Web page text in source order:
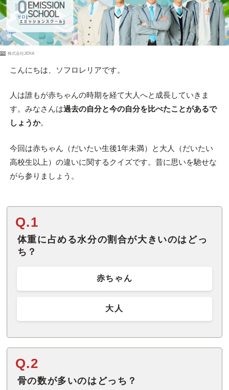
PR 株式会社JERA
こんにちは、ソフロレリアです。
人は誰もが赤ちゃんの時期を経て大人へと成長していきま
す。みなさんは過去の自分と今の自分を比べたことがあるで
しょうか。
今回は赤ちゃん（だいたい生後1年未満）と大人（だいたい
高校生以上）の違いに関するクイズです。昔に思いを馳せな
がら参りましょう。
Q.1
体重に占める水分の割合が大きいのはどっ
ち？
赤ちゃん
大人
Q.2
骨の数が多いのはどっち？